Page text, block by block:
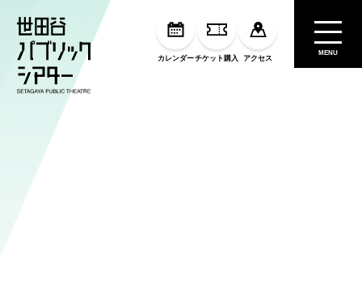
カレンダーチケット購入 アクセス
MENU